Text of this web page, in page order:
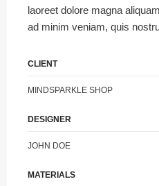
laoreet dolore magna
ad minim veniam, quis
CLIENT
MINDSPARKLE SHOP
DESIGNER
JOHN DOE
MATERIALS